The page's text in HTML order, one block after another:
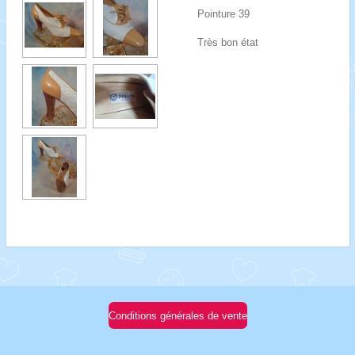
Pointure 39
Très bon état
Conditions générales de vente